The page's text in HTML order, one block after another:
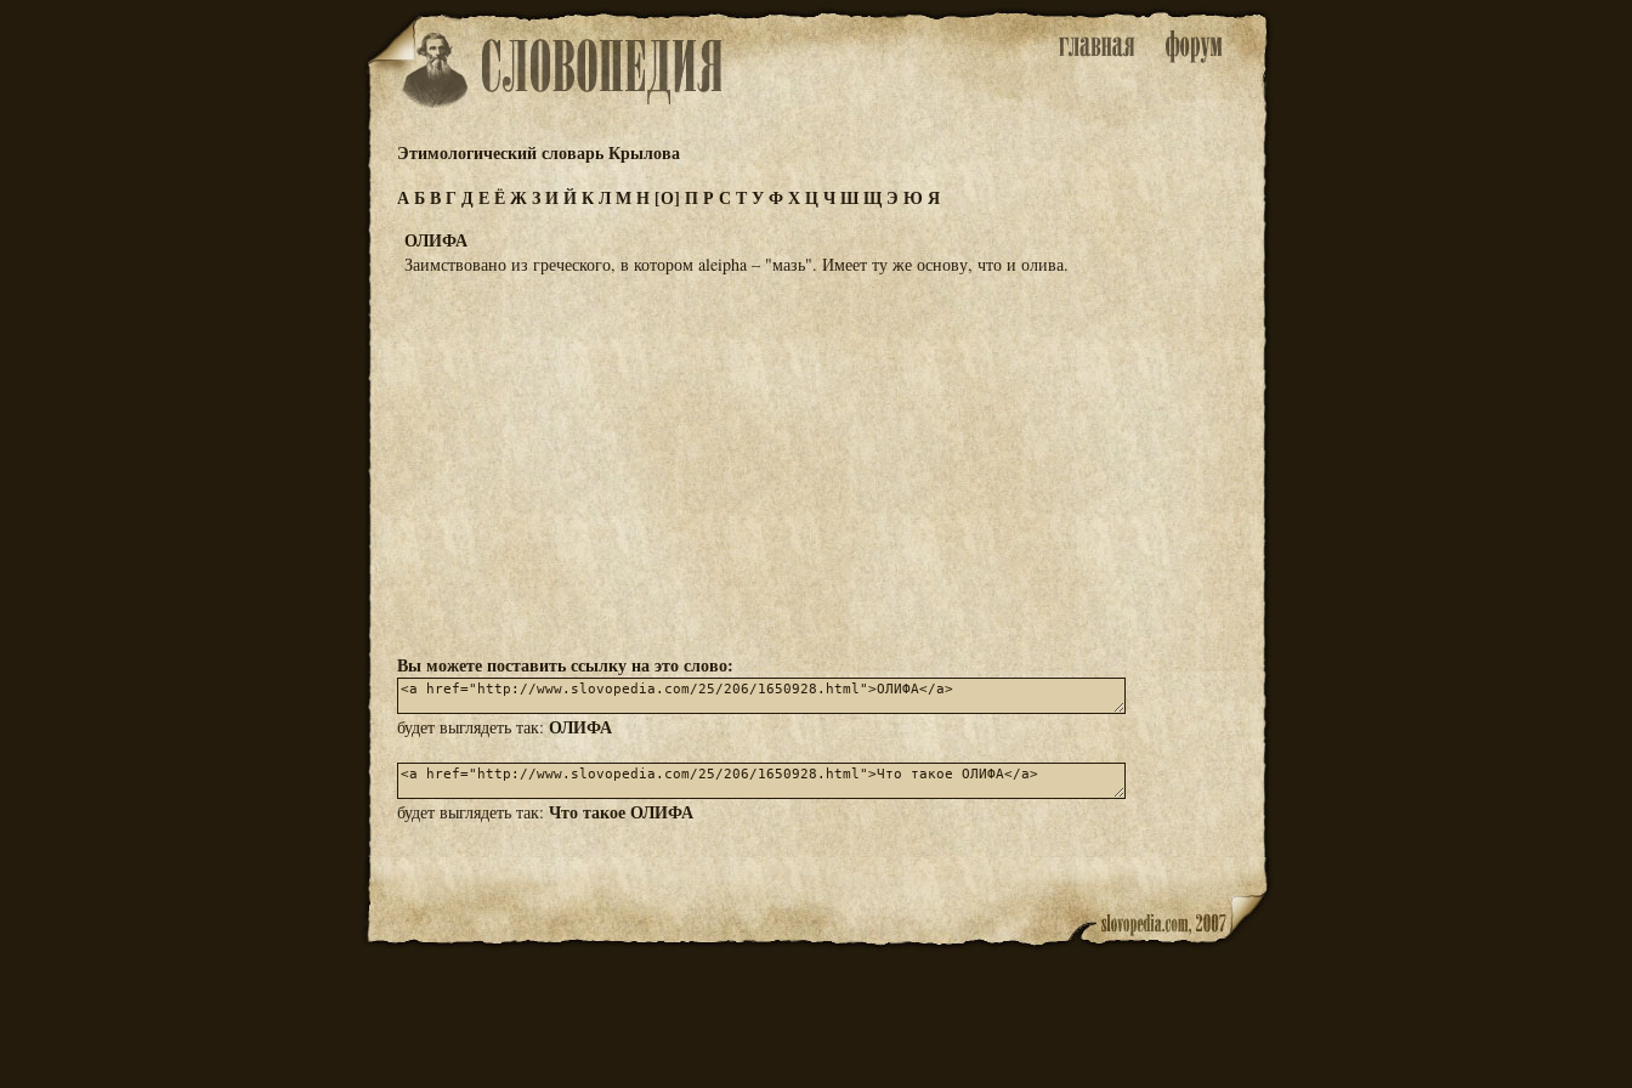
Этимологический словарь Крылова
АБВГДЕЁЖЗИЙКЛМН[О] ПРСТУФХЦЧШЩ ЭЮ Я
ОЛИФА
Заимствовано из греческого, в котором aleipha – "мазь". Имеет ту же основу, что и олива.
Вы можете поставить ссылку на это слово:
будет выглядеть так:ОЛИФА
будет выглядеть так: Что такое ОЛИФА